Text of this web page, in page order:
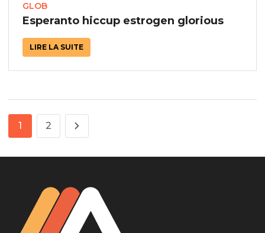
GLOB
Esperanto hiccup estrogen glorious
LIRE LA SUITE
1 2